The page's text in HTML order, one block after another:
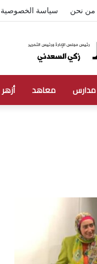
من نحن سياسة الخصوصية
مدارس معاهد أزهر